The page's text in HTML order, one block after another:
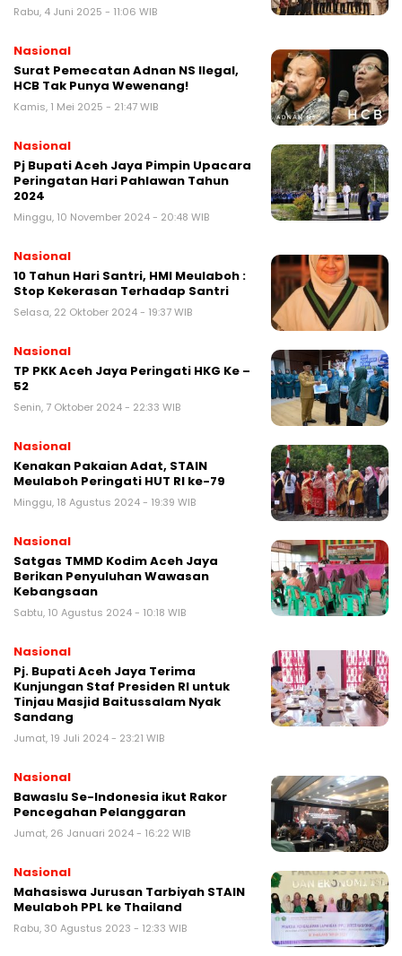
Rabu, 4 Juni 2025 - 11:06 WIB
Nasional
Surat Pemecatan Adnan NS Ilegal,
HCB Tak Punya Wewenang!
Kamis, 1 Mei 2025 - 21:47 WIB
Nasional
Pj Bupati Aceh Jaya Pimpin Upacara
Peringatan Hari Pahlawan Tahun
2024
Minggu, 10 November 2024 - 20:48 WIB
Nasional
10 Tahun Hari Santri, HMI Meulaboh :
Stop Kekerasan Terhadap Santri
Selasa, 22 Oktober 2024 - 19:37 WIB
Nasional
TP PKK Aceh Jaya Peringati HKG Ke –
52
Senin, 7 Oktober 2024 - 22:33 WIB
Nasional
Kenakan Pakaian Adat, STAIN
Meulaboh Peringati HUT RI ke-79
Minggu, 18 Agustus 2024 - 19:39 WIB
Nasional
Satgas TMMD Kodim Aceh Jaya
Berikan Penyuluhan Wawasan
Kebangsaan
Sabtu, 10 Agustus 2024 - 10:18 WIB
Nasional
Pj. Bupati Aceh Jaya Terima
Kunjungan Staf Presiden RI untuk
Tinjau Masjid Baitussalam Nyak
Sandang
Jumat, 19 Juli 2024 - 23:21 WIB
Nasional
Bawaslu Se-Indonesia ikut Rakor
Pencegahan Pelanggaran
Jumat, 26 Januari 2024 - 16:22 WIB
Nasional
Mahasiswa Jurusan Tarbiyah STAIN
Meulaboh PPL ke Thailand
Rabu, 30 Agustus 2023 - 12:33 WIB